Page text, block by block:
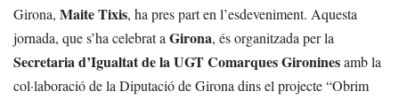
Girona, Maite Tixis, ha pres part en l’esdeveniment. Aquesta
jornada, que s’ha celebrat a Girona, és organitzada per la
Secretaria d’Igualtat de la UGT Comarques Gironinesamb la
col·laboració de la Diputació de Girona dins el projecte “Obrim